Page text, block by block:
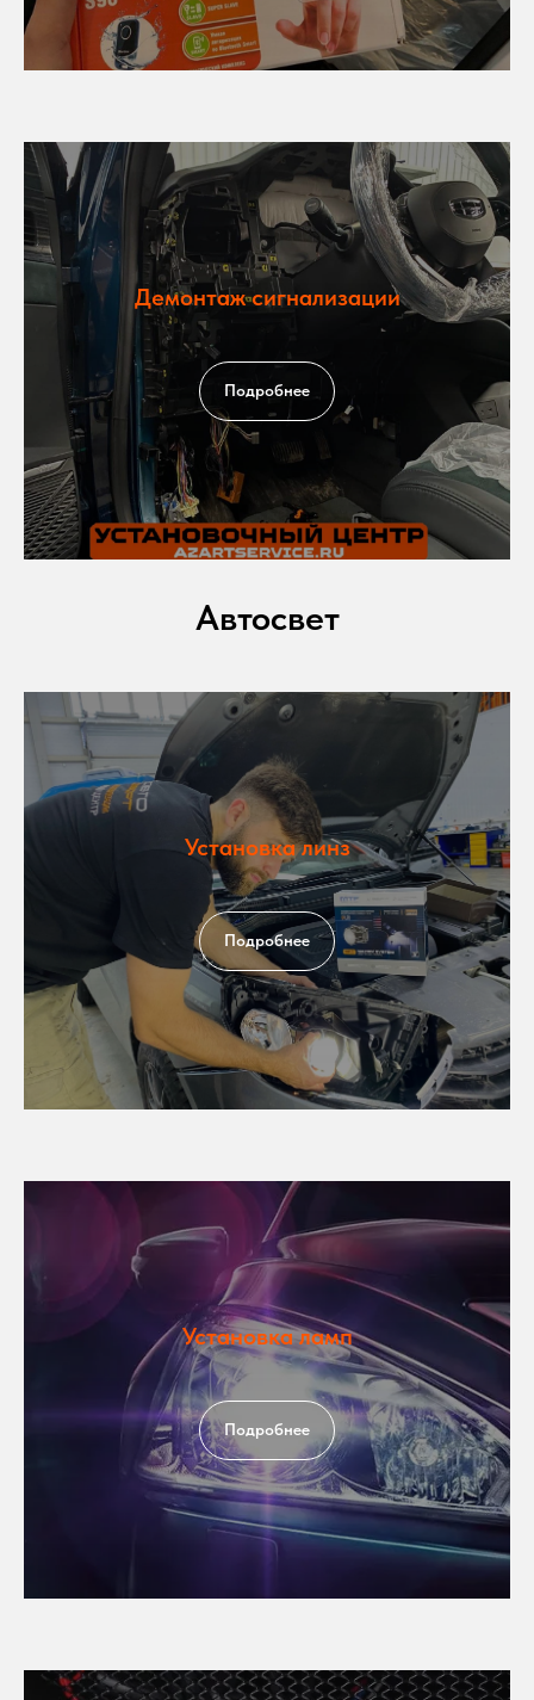
Демонтаж сигнализации
Подробнее
Автосвет
Установка линз
Подробнее
Установка ламп
Подробнее